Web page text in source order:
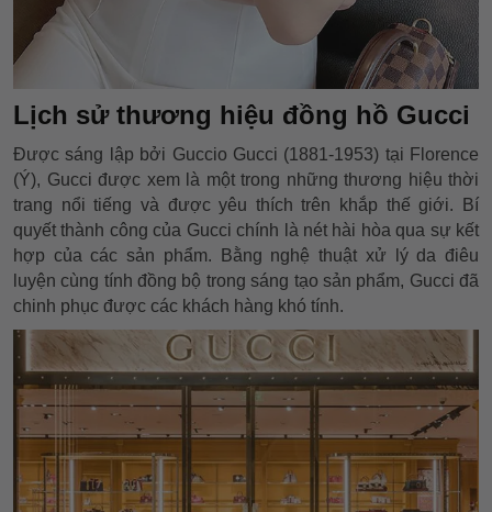
Lịch sử thương hiệu đồng hồ Gucci
Được sáng lập bởi Guccio Gucci (1881-1953) tại Florence
(Ý), Gucci được xem là một trong những thương hiệu thời
trang nổi tiếng và được yêu thích trên khắp thế giới. Bí
quyết thành công của Gucci chính là nét hài hòa qua sự kết
hợp của các sản phẩm. Bằng nghệ thuật xử lý da điêu
luyện cùng tính đồng bộ trong sáng tạo sản phẩm, Gucci đã
chinh phục được các khách hàng khó tính.